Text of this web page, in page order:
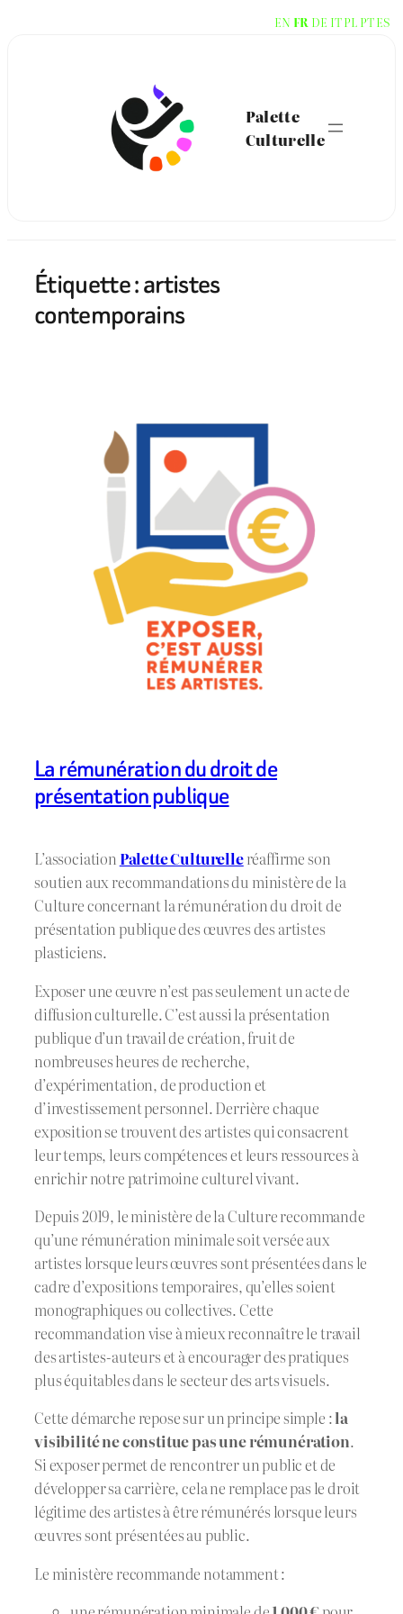
Palette
Culturelle
Étiquette :artistes
contemporains
La rémunération du droit de
présentation publique
L’association Palette Culturelleréaffirme son
soutien aux recommandations du ministère de la
Culture concernant la rémunération du droit de
présentation publique des œuvres des artistes
plasticiens.
Exposer une œuvre n’est pas seulement un acte de
diffusion culturelle. C’est aussi la présentation
publique d’un travail de création, fruit de
nombreuses heures de recherche,
d’expérimentation, de production et
d’investissement personnel. Derrière chaque
exposition se trouvent des artistes qui consacrent
leur temps, leurs compétences et leurs ressources à
enrichir notre patrimoine culturel vivant.
Depuis 2019, le ministère de la Culture recommande
qu’une rémunération minimale soit versée aux
artistes lorsque leurs œuvres sont présentées dans le
cadre d’expositions temporaires, qu’elles soient
monographiques ou collectives. Cette
recommandation vise à mieux reconnaître le travail
des artistes-auteurs et à encourager des pratiques
plus équitables dans le secteur des arts visuels.
Cette démarche repose sur un principe simple :la
visibilité ne constitue pas une rémunération.
Si exposer permet de rencontrer un public et de
développer sa carrière, cela ne remplace pas le droit
légitime des artistes à être rémunérés lorsque leurs
œuvres sont présentées au public.
Le ministère recommande notamment :
EN FR DE ITPL PTES